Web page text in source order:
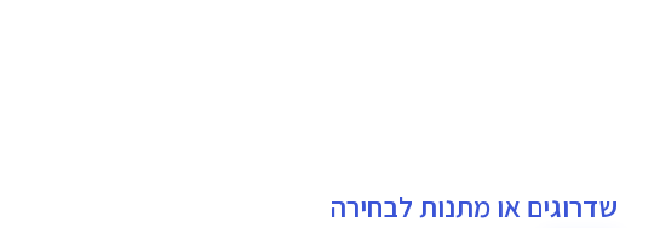
שדרוגים או מתנות לבחירה